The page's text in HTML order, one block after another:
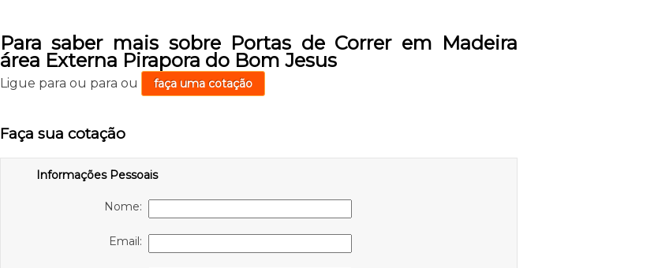
Para saber mais sobre Portas de Correr em Madeira
área Externa Pirapora do Bom Jesus
Ligue para ou para ou faça uma cotação
Faça sua cotação
Informações Pessoais
Nome:
Email: